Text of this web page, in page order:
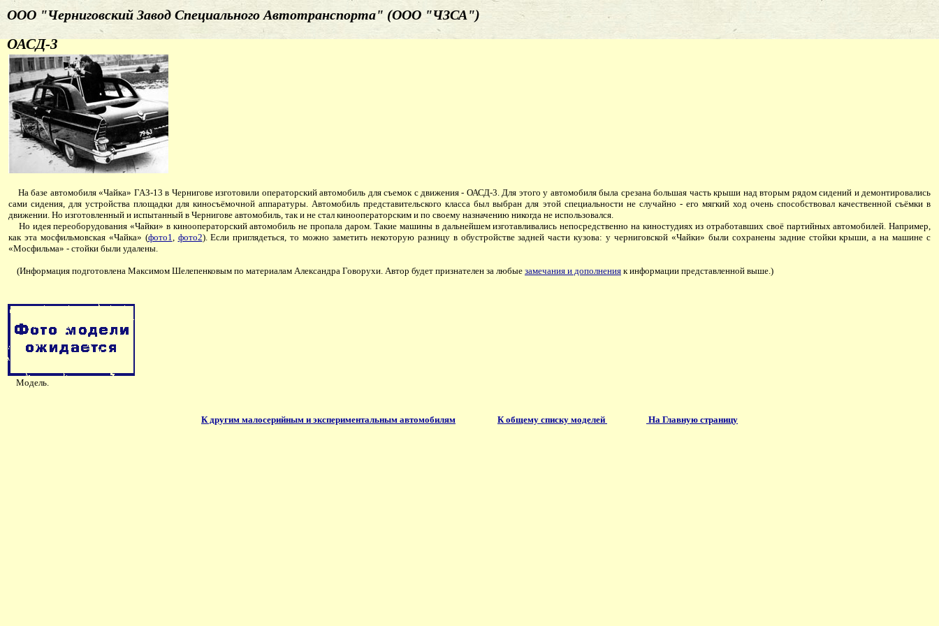
ООО "Черниговский Завод Специального Автотранспорта" (ООО "ЧЗСА")
ОАСД-3
На базе автомобиля «Чайка» ГАЗ-13 в Чернигове изготовили операторский автомобиль для съемок с движения - ОАСД-3. Для этого у автомобиля была срезана большая часть крыши над вторым рядом сидений и демонтировались
сами сидения, для устройства площадки для киносъёмочной аппаратуры. Автомобиль представительского класса был выбран для этой специальности не случайно - его мягкий ход очень способствовал качественной съёмки в
движении. Но изготовленный и испытанный в Чернигове автомобиль, так и не стал кинооператорским и по своему назначению никогда не использовался.
Но идея переоборудования «Чайки» в кинооператорский автомобиль не пропала даром. Такие машины в дальнейшем изготавливались непосредственно на киностудиях из отработавших своё партийных автомобилей. Например,
как эта мосфильмовская «Чайка» (фото1, фото2). Если приглядеться, то можно заметить некоторую разницу в обустройстве задней части кузова: у черниговской «Чайки» были сохранены задние стойки крыши, а на машине с
«Мосфильма» - стойки были удалены.
(Информация подготовлена Максимом Шелепенковым по материалам Александра Говорухи. Автор будет признателен за любые замечания и дополнения к информации представленной выше.)
Модель.
К другим малосерийным и экспериментальным автомобилям К общему списку моделей На Главную страницу